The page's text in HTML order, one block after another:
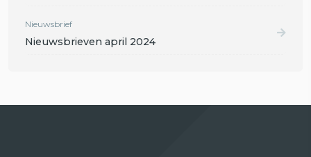
Nieuwsbrief
Nieuwsbrieven april 2024